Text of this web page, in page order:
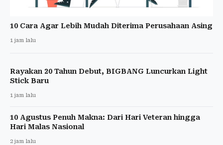
10 Cara Agar Lebih Mudah Diterima Perusahaan Asing
1 jam lalu
Rayakan 20 Tahun Debut, BIGBANG Luncurkan Light
Stick Baru
1 jam lalu
10 Agustus Penuh Makna: Dari Hari Veteran hingga
Hari Malas Nasional
2 jam lalu